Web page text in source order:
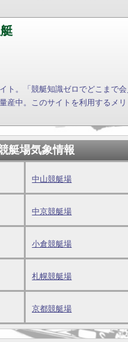
ト。「競艇知識ゼロでどこまで
産中。このサイトを利用するメ
艇場気象情報
中山競艇場
中京競艇場
小倉競艇場
札幌競艇場
京都競艇場